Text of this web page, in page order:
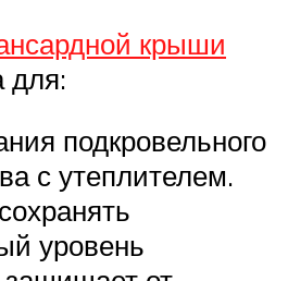
крыши
для:
подкровельного
с утеплителем.
уровень